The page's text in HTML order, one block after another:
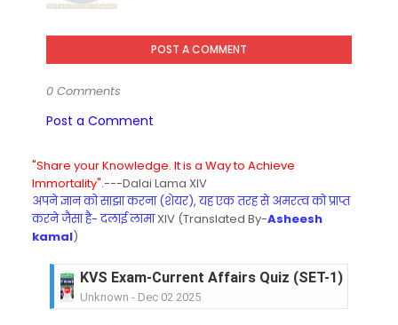
POST A COMMENT
0 Comments
Post a Comment
"Share your Knowledge. It is a Way to Achieve
Immortality".---Dalai Lama XIV
अपने ज्ञान को साझा करना (शेयर), यह एक तरह से अमरत्व को प्राप्त
करने जैसा है- दलाई लामाXIV (Translated By-Asheesh
kamal)
KVS Exam-Current Affairs Quiz (SET-1) in Hindi
Unknown - Dec 02 2025